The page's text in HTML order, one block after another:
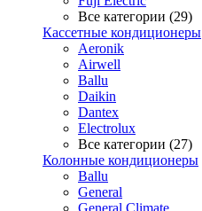
Все категории (29)
Кассетные кондиционеры
Aeronik
Airwell
Ballu
Daikin
Dantex
Electrolux
Все категории (27)
Колонные кондиционеры
Ballu
General
General Climate